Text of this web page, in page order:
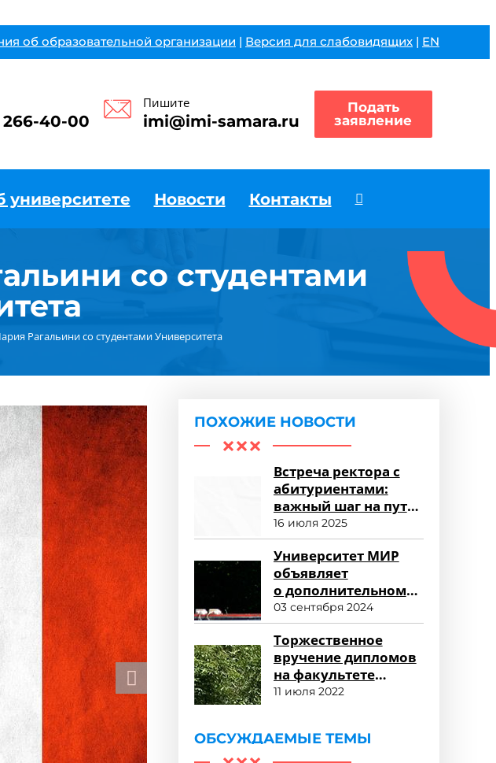
об образовательной организации | Версия для слабовидящих | EN
266-40-00
Пишите
imi@imi-samara.ru
Подать
заявление
университете Новости Контакты
со студентами
Рагальини со студентами Университета
ПОХОЖИЕ НОВОСТИ
Встреча ректора с
абитуриентами:
важный шаг на пути
к успешному
зачислению
16 июля 2025
Университет МИР
объявляет
о дополнительном
наборе
и продолжении
приема заявлений
03 сентября 2024
Торжественное
вручение дипломов
на факультете
среднего
11 июля 2022
ОБСУЖДАЕМЫЕ ТЕМЫ